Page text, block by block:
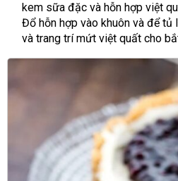
kem sữa đặc và hỗn hợp việt
Đổ hỗn hợp vào khuôn và để tủ
và trang trí mứt việt quất cho